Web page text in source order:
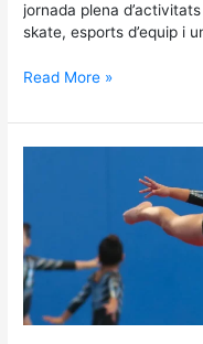
jornada plena
skate, esports d’equip i
Read More »
gimnastes
participaran
en
la
1a